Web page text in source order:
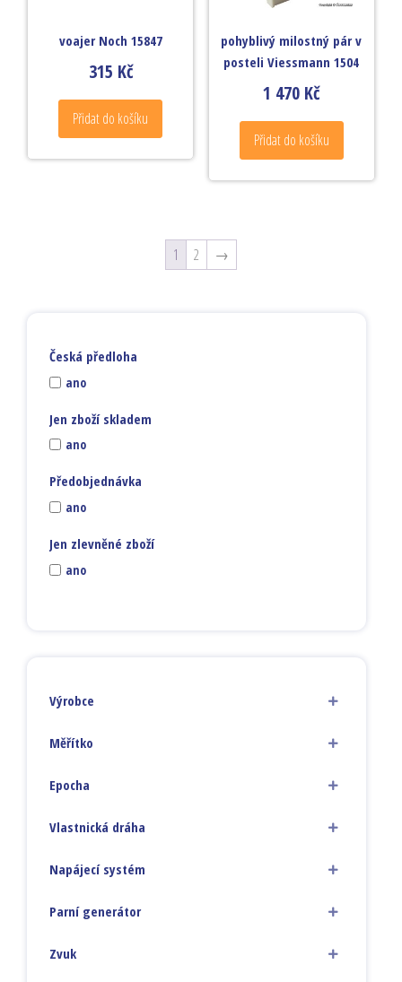
voajer Noch 15847
315 Kč
Přidat do košíku
pohyblivý milostný pár v
posteli Viessmann 1504
1 470 Kč
Přidat do košíku
1 2 →
Česká předloha
ano
Jen zboží skladem
ano
Předobjednávka
ano
Jen zlevněné zboží
ano
Výrobce
Měřítko
Epocha
Vlastnická dráha
Napájecí systém
Parní generátor
Zvuk